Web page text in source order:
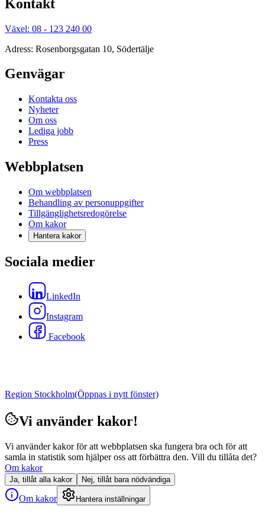
Kontakt
Växel: 08 - 123 240 00
Adress: Rosenborgsgatan 10, Södertälje
Genvägar
Kontakta oss
Nyheter
Om oss
Lediga jobb
Press
Webbplatsen
Om webbplatsen
Behandling av personuppgifter
Tillgänglighetsredogörelse
Om kakor
Hantera kakor
Sociala medier
LinkedIn
Instagram
Facebook
Region Stockholm(Öppnas i nytt fönster)
Vi använder kakor!
Vi använder kakor för att webbplatsen ska fungera bra och för att
samla in statistik som hjälper oss att förbättra den. Vill du tillåta det?
Om kakor
Ja, tillåt alla kakor Nej, tillåt bara nödvändiga
Om kakor Hantera inställningar